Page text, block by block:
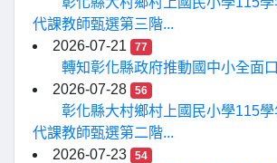
代課教師甄選第三階...
2026-07-21
77
轉知彰化縣政府推動國中小全面
2026-07-28
56
彰化縣大村鄉村上國民小學115
代課教師甄選第二階...
2026-07-23
54